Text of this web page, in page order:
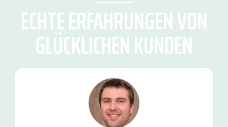
ECHTE ERFAHRUNGEN VON
GLÜCKLICHEN KUNDEN